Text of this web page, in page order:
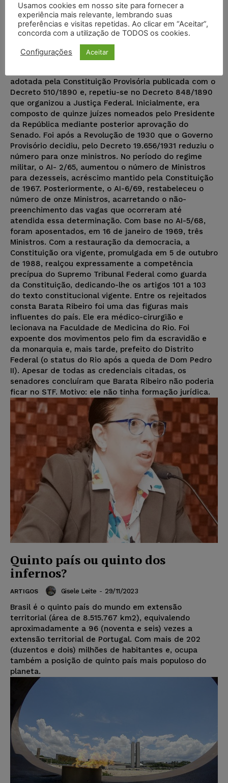
Os rejeitados e as decisões do STF
em 2023
ARTIGOS Gisele Leite - 22/12/2023
adotada pela Constituição Provisória publicada com o
Decreto 510/1890 e, repetiu-se no Decreto 848/1890
que organizou a Justiça Federal. Inicialmente, era
composto de quinze juízes nomeados pelo Presidente
da República mediante posterior aprovação do
Senado. Foi após a Revolução de 1930 que o Governo
Provisório decidiu, pelo Decreto 19.656/1931 reduziu o
número para onze ministros. No período do regime
militar, o AI- 2/65, aumentou o número de Ministros
para dezesseis, acréscimo mantido pela Constituição
de 1967. Posteriormente, o AI-6/69, restabeleceu o
número de onze Ministros, acarretando o não-
preenchimento das vagas que ocorreram até
atendida essa determinação. Com base no AI-5/68,
foram aposentados, em 16 de janeiro de 1969, três
Ministros. Com a restauração da democracia, a
Constituição ora vigente, promulgada em 5 de outubro
de 1988, realçou expressamente a competência
precípua do Supremo Tribunal Federal como guarda
da Constituição, dedicando-lhe os artigos 101 a 103
do texto constitucional vigente. Entre os rejeitados
consta Barata Ribeiro foi uma das figuras mais
influentes do país. Ele era médico-cirurgião e
lecionava na Faculdade de Medicina do Rio. Foi
expoente dos movimentos pelo fim da escravidão e
da monarquia e, mais tarde, prefeito do Distrito
Federal (o status do Rio após a queda de Dom Pedro
II). Apesar de todas as credenciais citadas, os
senadores concluíram que Barata Ribeiro não poderia
ficar no STF. Motivo: ele não tinha formação jurídica.
Quinto país ou quinto dos
infernos?
ARTIGOS Gisele Leite - 29/11/2023
Brasil é o quinto país do mundo em extensão
territorial (área de 8.515.767 km2), equivalendo
aproximadamente a 96 (noventa e seis) vezes a
extensão territorial de Portugal. Com mais de 202
(duzentos e dois) milhões de habitantes e, ocupa
também a posição de quinto país mais populoso do
planeta.
Usamos cookies em nosso site para fornecer a
experiência mais relevante, lembrando suas
preferências e visitas repetidas. Ao clicar em “Aceitar”,
concorda com a utilização de TODOS os cookies.
Configurações Aceitar